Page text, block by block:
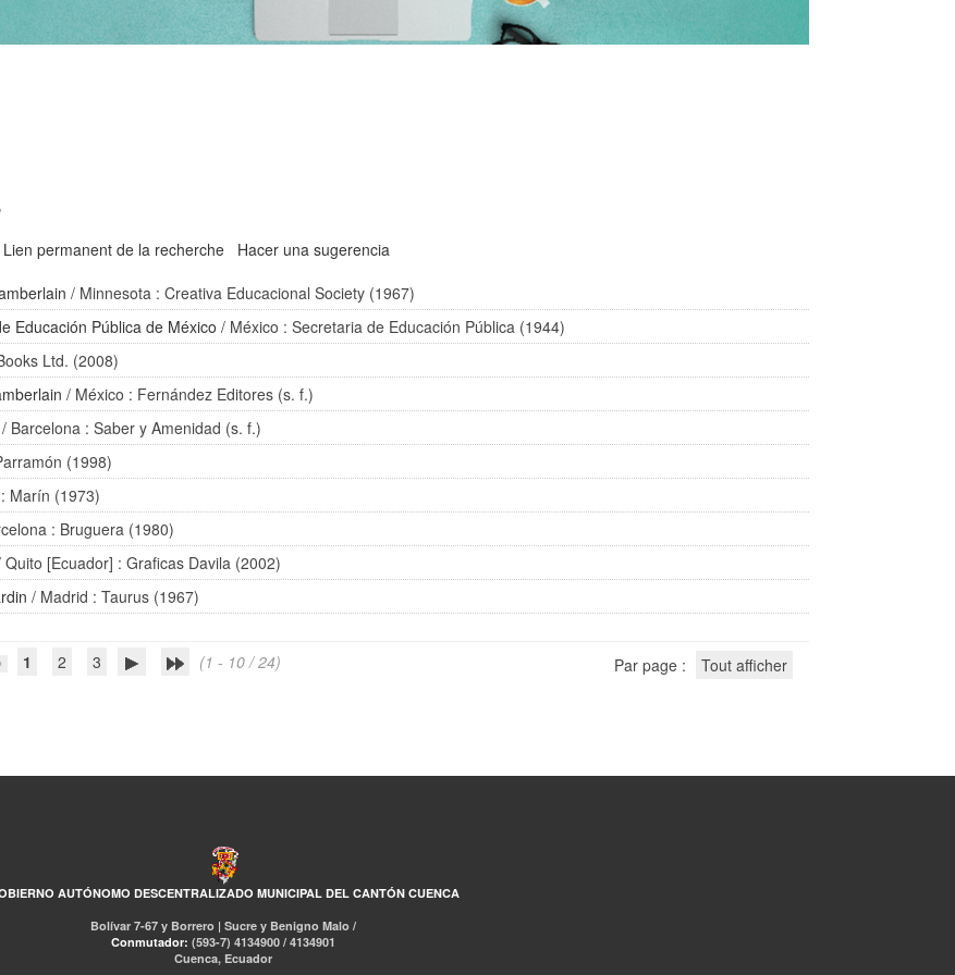
Lien permanent de la recherche
Hacer una sugerencia
/ Minnesota : Creativa Educacional Society (1967)
Educación Pública de México / México : Secretaria de Educación Pública (1944)
Ltd. (2008)
/ México : Fernández Editores (s. f.)
/ Barcelona : Saber y Amenidad (s. f.)
(1998)
Marín (1973)
: Bruguera (1980)
Quito [Ecuador] : Graficas Davila (2002)
/ Madrid : Taurus (1967)
1 2 3 (1 - 10 / 24) Par page : Tout afficher
AUTÓNOMO DESCENTRALIZADO MUNICIPAL DEL CANTÓN CUENCA
Bolívar 7-67 y Borrero | Sucre y Benigno Malo /
Conmutador: (593-7) 4134900 / 4134901
Cuenca, Ecuador